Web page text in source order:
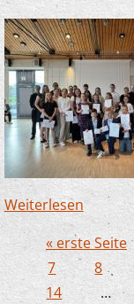
Weiterlesen über
Seiten
« erste Seite
7
8
14
…